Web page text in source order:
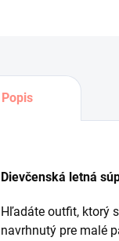
Popis
Dievčenská letná
Hľadáte outfit, ktorý
navrhnutý pre malé